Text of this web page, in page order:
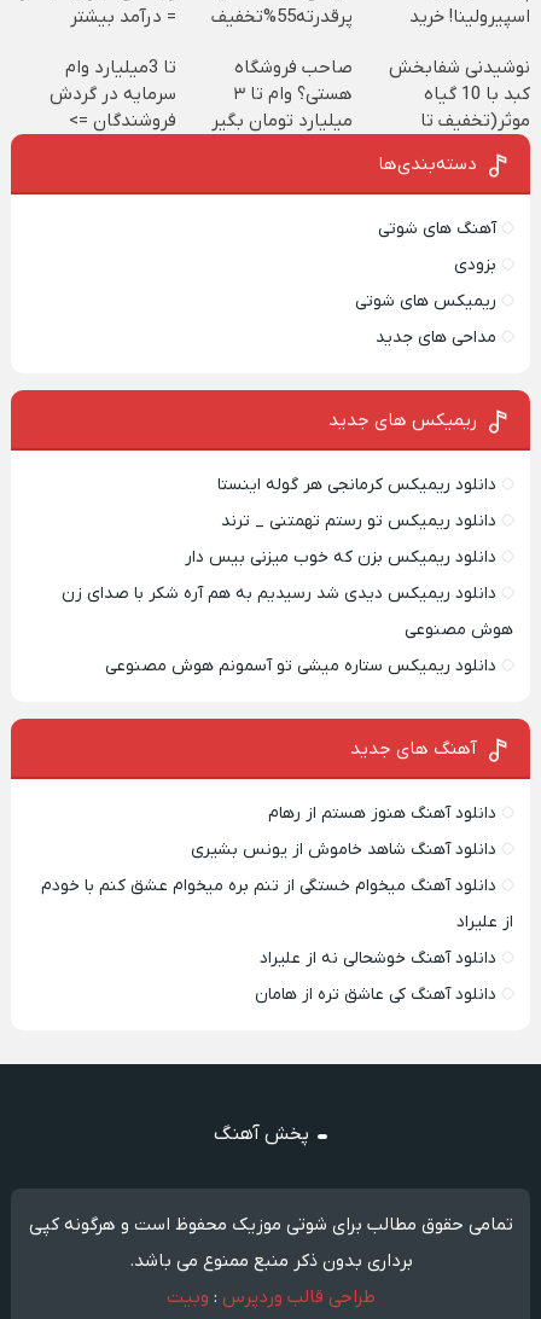
اسپیرولینا! خرید
ویژه
پرقدرته55%تخفیف
= درآمد بیشتر
نوشیدنی شفابخش
کبد با 10 گیاه
موثر(تخفیف تا
امشب)
صاحب فروشگاه
هستی؟ وام تا ۳
میلیارد تومان بگیر
تا 3میلیارد وام
سرمایه در گردش
فروشندگان =>
دسته‌بندی‌ها
آهنگ های شوتی
بزودی
ریمیکس های شوتی
مداحی های جدید
ریمیکس‌ های جدید
دانلود ریمیکس کرمانجی هر گوله اینستا
دانلود ریمیکس تو رستم تهمتنی _ ترند
دانلود ریمیکس بزن که خوب میزنی بیس دار
دانلود ریمیکس دیدی شد رسیدیم به هم آره شکر با صدای زن
هوش مصنوعی
دانلود ریمیکس ستاره میشی تو آسمونم هوش مصنوعی
آهنگ های جدید
دانلود آهنگ هنوز هستم از رهام
دانلود آهنگ شاهد خاموش از یونس بشیری
دانلود آهنگ میخوام خستگی از تنم بره میخوام عشق کنم با خودم
از علیراد
دانلود آهنگ خوشحالی نه از علیراد
دانلود آهنگ کی عاشق تره از هامان
پخش آهنگ
تمامی حقوق مطالب برای شوتی موزیک محفوظ است و هرگونه کپی
برداری بدون ذکر منبع ممنوع می باشد.
طراحی قالب وردپرس : وبیت